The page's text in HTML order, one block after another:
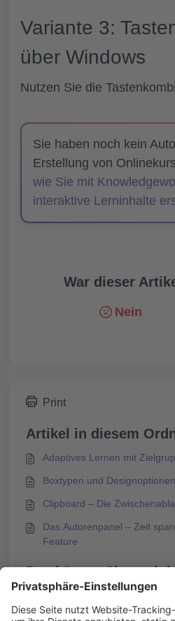
Variante 3:
über Windows
Nutzen Sie die
Sie haben noch kein
Erstellung von
wie Sie mit
interaktive Lerninhalte
War dieser
Nein
Print
Artikel in diesem
Adaptives Lernen mit
Boxtypen und Designoptionen
Clipboard – Die
Das Autorenpanel – Zeit
Feature
Das könnte Sie auch
Fehlermeldung während des
Kurses